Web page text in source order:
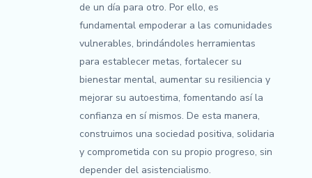
de un día para otro. Por ello, es
fundamental empoderar a las comunidades
vulnerables, brindándoles herramientas
para establecer metas, fortalecer su
bienestar mental, aumentar su resiliencia y
mejorar su autoestima, fomentando así la
confianza en sí mismos. De esta manera,
construimos una sociedad positiva, solidaria
y comprometida con su propio progreso, sin
depender del asistencialismo.